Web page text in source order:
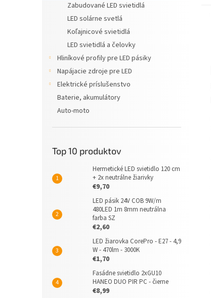
Zabudované LED svietidlá
LED solárne svetlá
Koľajnicové svietidlá
LED svietidlá a čelovky
Hliníkové profily pre LED pásiky
Napájacie zdroje pre LED
Elektrické príslušenstvo
Baterie, akumulátory
Auto-moto
Top 10 produktov
Hermetické LED svietidlo 120 cm
+ 2x neutrálne žiarivky
€9,70
LED pásik 24V COB 9W/m
480LED 1m 8mm neutrálna
farba SZ
€2,60
LED žiarovka CorePro - E27 - 4,9
W - 470lm - 3000K
€1,70
Fasádne svietidlo 2xGU10
HANEO DUO PIR PC - čierne
€8,99